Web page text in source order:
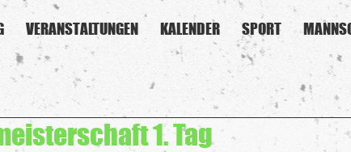
VERANSTALTUNGEN KALENDER SPORT
1. Tag